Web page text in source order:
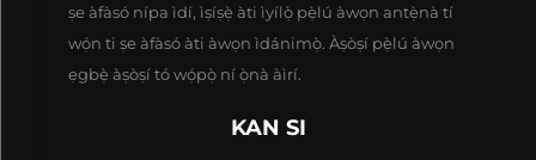
ṣe àfàsó nípa ìdí, ìṣíṣẹ̀ àti ìyílọ̀ pẹ̀lú àwọn antẹ̀nà tí
wọ́n ti ṣe àfàsó àti àwọn ìdánimọ̀. Àṣòṣí pẹ̀lú àwọn
ẹgbẹ̀ àṣòṣí tó wọ́pọ̀ ní ọ̀nà àìrí.
KAN SI